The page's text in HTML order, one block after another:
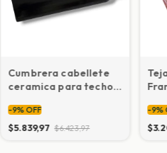
Cumbrera cabellete
ceramica para techos
Francesa/Portuguesa
o Romana NEGRA
-9% OFF
$5.839,97 $6.423,97
-9%